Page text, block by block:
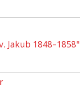
Jakub 1848–1858"